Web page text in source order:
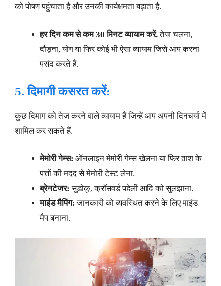
को पोषण पहुंचाता है और उनकी कार्यक्षमता बढ़ाता है.
हर दिन कम से कम 30 मिनट व्यायाम करें.तेज चलना,
दौड़ना, योग या फिर कोई भी ऐसा व्यायाम जिसे आप करना
पसंद करते हैं.
5. दिमागी कसरत करें:
कुछ दिमाग को तेज करने वाले व्यायाम हैं जिन्हें आप अपनी दिनचर्या में
शामिल कर सकते हैं.
मेमोरी गेम्स: ऑनलाइन मेमोरी गेम्स खेलना या फिर ताश के
पत्तों की मदद से मेमोरी टेस्ट लेना.
ब्रेनटेज़र: सुडोकू, क्रॉसवर्ड पहेली आदि को सुलझाना.
माइंड मैपिंग: जानकारी को व्यवस्थित करने के लिए माइंड
मैप बनाना.